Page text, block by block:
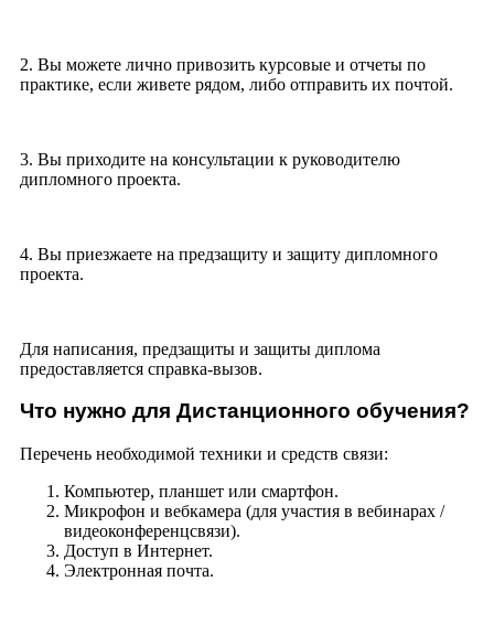
2. Вы можете лично привозить курсовые и отчеты по
практике, если живете рядом, либо отправить их почтой.
3. Вы приходите на консультации к руководителю
дипломного проекта.
4. Вы приезжаете на предзащиту и защиту дипломного
проекта.
Для написания, предзащиты и защиты диплома
предоставляется справка-вызов.
Что нужно для Дистанционного обучения?
Перечень необходимой техники и средств связи:
Компьютер, планшет или смартфон.
Микрофон и вебкамера (для участия в вебинарах /
видеоконференцсвязи).
Доступ в Интернет.
Электронная почта.